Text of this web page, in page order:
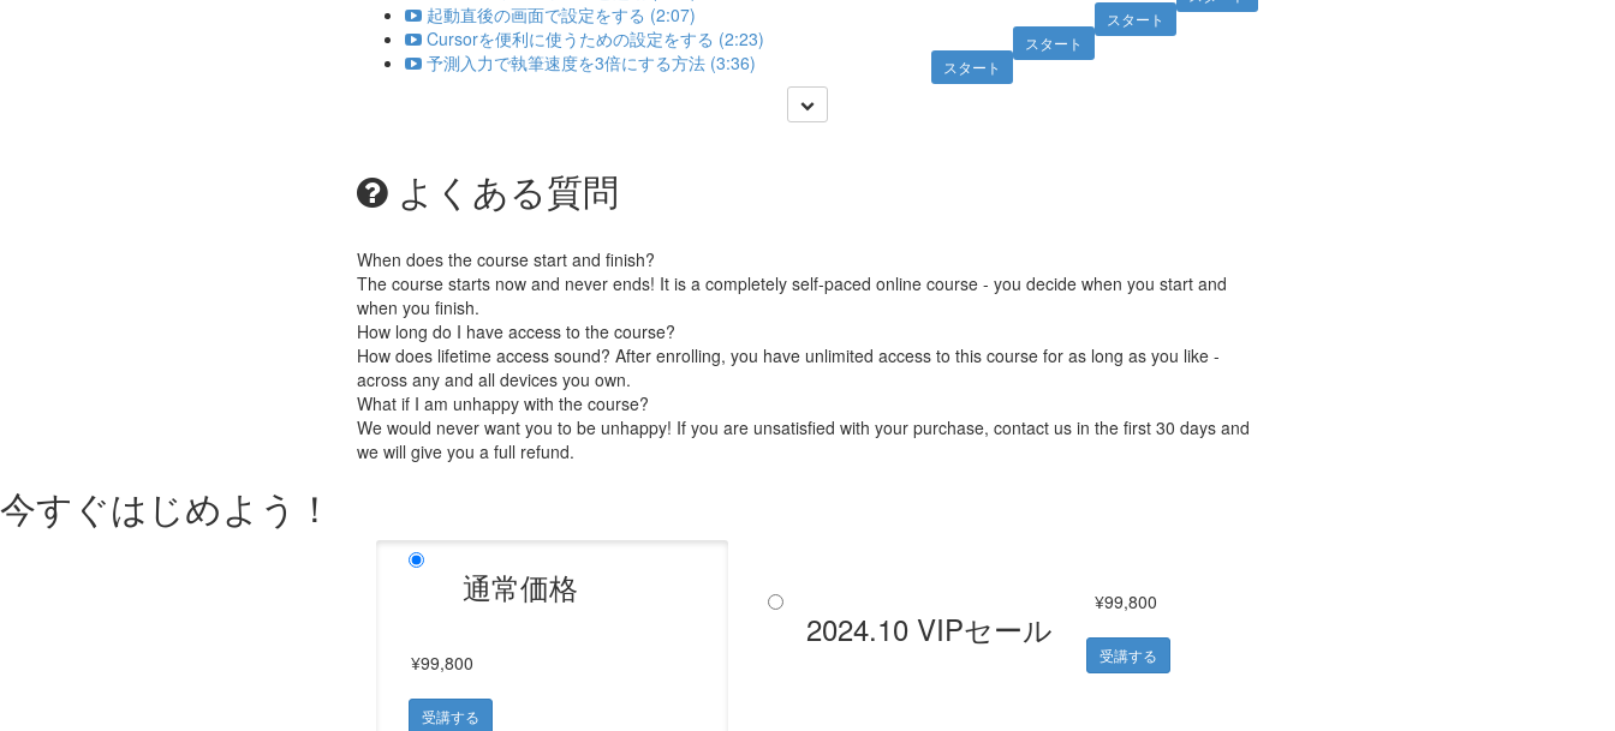
スタート
起動直後の画面で設定をする (2:07)
スタート
Cursorを便利に使うための設定をする (2:23)
スタート
予測入力で執筆速度を3倍にする方法 (3:36)
よくある質問
When does the course start and finish?
The course starts now and never ends! It is a completely self-paced online course - you decide when you start and
when you finish.
How long do I have access to the course?
How does lifetime access sound? After enrolling, you have unlimited access to this course for as long as you like -
across any and all devices you own.
What if I am unhappy with the course?
We would never want you to be unhappy! If you are unsatisfied with your purchase, contact us in the first 30 days and
we will give you a full refund.
今すぐはじめよう！
通常価格
¥99,800
受講する
2024.10 VIPセール
¥99,800
受講する